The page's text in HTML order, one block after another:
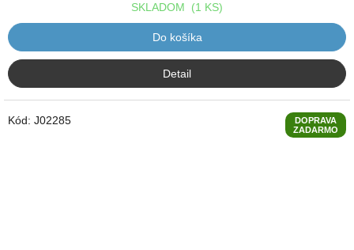
SKLADOM (1 KS)
Do košíka
Detail
DOPRAVA
ZADARMO
Kód: J02285